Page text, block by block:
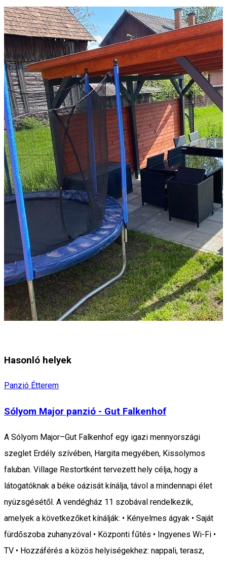
Hasonló helyek
Panzió Étterem
Sólyom Major panzió - Gut Falkenhof
A Sólyom Major–Gut Falkenhof egy igazi mennyországi
szeglet Erdély szívében, Hargita megyében, Kissolymos
faluban. Village Restortként tervezett hely célja, hogy a
látogatóknak a béke oázisát kínálja, távol a mindennapi élet
nyüzsgésétől. A vendégház 11 szobával rendelkezik,
amelyek a következőket kínálják: • Kényelmes ágyak • Saját
fürdőszoba zuhanyzóval • Központi fűtés • Ingyenes Wi-Fi •
TV • Hozzáférés a közös helyiségekhez: nappali, terasz,